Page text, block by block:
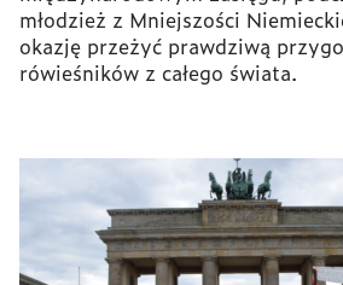
młodzież z Mniejszości
okazję przeżyć prawdziwą
rówieśników z całego świata.